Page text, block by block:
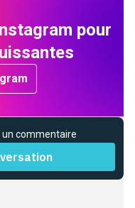
pour
un commentaire